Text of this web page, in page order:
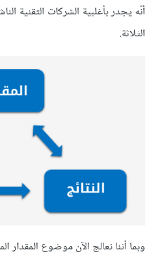
أنّه يجدر بأغلبية الشركات التقنية
الثلاثة.
وبما أننا نعالج اﻵن موضوع المقدار